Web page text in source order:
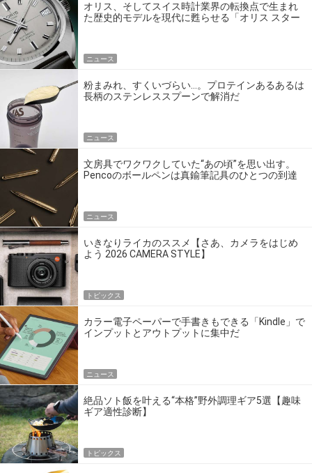
オリス、そしてスイス時計業界の転換点で生まれ
た歴史的モデルを現代に甦らせる「オリス スター
ニュース
粉まみれ、すくいづらい…。プロテインあるあるは
長柄のステンレススプーンで解消だ
ニュース
文房具でワクワクしていた“あの頃”を思い出す。
Pencoのボールペンは真鍮筆記具のひとつの到達
ニュース
いきなりライカのススメ【さあ、カメラをはじめ
よう 2026 CAMERA STYLE】
トピックス
カラー電子ペーパーで手書きもできる「Kindle」で
インプットとアウトプットに集中だ
ニュース
絶品ソト飯を叶える“本格”野外調理ギア5選【趣味
ギア適性診断】
トピックス